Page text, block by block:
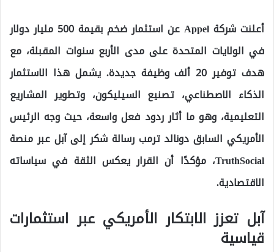
أعلنت شركة Appel عن استثمار ضخم بقيمة 500 مليار دولار
في الولايات المتحدة على مدى الأربع سنوات المقبلة، مع
هدف توفير 20 ألف وظيفة جديدة. يشمل هذا الاستثمار
الذكاء الاصطناعي، تصنيع السيليكون، وتطوير المشاريع
التعليمية، وهو ما أثار ردود فعل واسعة، حيث وجه الرئيس
الأمريكي السابق دونالد ترمب رسالة شكر إلى آبل عبر منصة
TruthSocial، مؤكدًا أن القرار يعكس الثقة في سياساته
الاقتصادية.
آبل تعزز الابتكار الأمريكي عبر استثمارات
قياسية